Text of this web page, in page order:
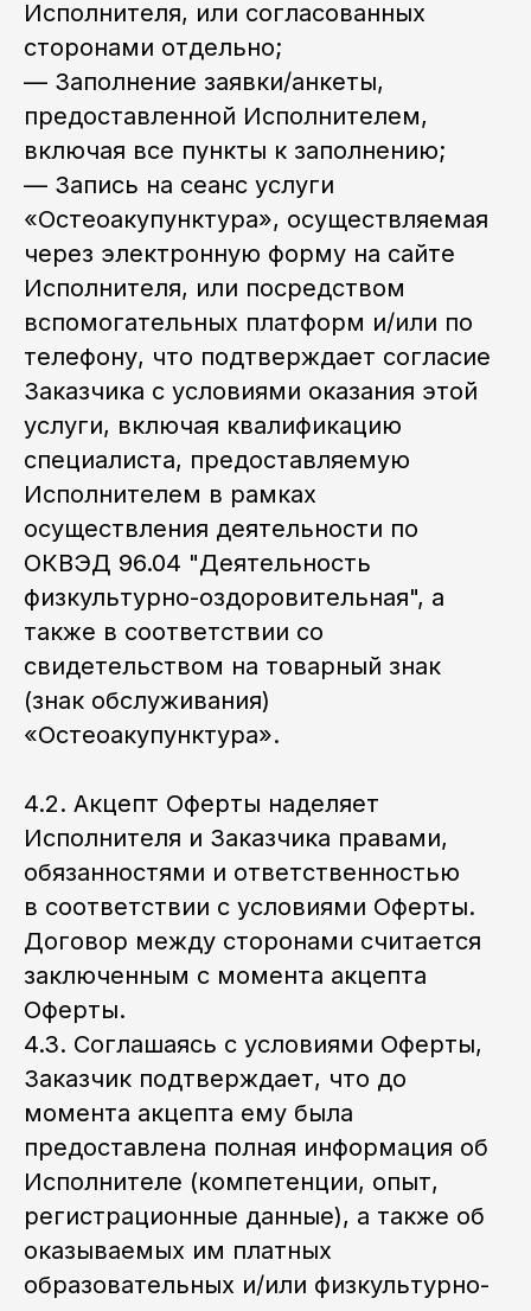
Исполнителя, или согласованных
сторонами отдельно;
— Заполнение заявки/анкеты,
предоставленной Исполнителем,
включая все пункты к заполнению;
— Запись на сеанс услуги
«Остеоакупунктура», осуществляемая
через электронную форму на сайте
Исполнителя, или посредством
вспомогательных платформ и/или по
телефону, что подтверждает согласие
Заказчика с условиями оказания этой
услуги, включая квалификацию
специалиста, предоставляемую
Исполнителем в рамках
осуществления деятельности по
ОКВЭД 96.04 "Деятельность
физкультурно-оздоровительная", а
также в соответствии со
свидетельством на товарный знак
(знак обслуживания)
«Остеоакупунктура».
4.2. Акцепт Оферты наделяет
Исполнителя и Заказчика правами,
обязанностями и ответственностью
в соответствии с условиями Оферты.
Договор между сторонами считается
заключенным с момента акцепта
Оферты.
4.3. Соглашаясь с условиями Оферты,
Заказчик подтверждает, что до
момента акцепта ему была
предоставлена полная информация об
Исполнителе (компетенции, опыт,
регистрационные данные), а также об
оказываемых им платных
образовательных и/или физкультурно-